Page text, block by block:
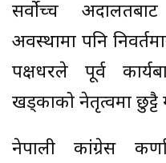
सर्वाेच्च
अवस्थामा पनि
पक्षधरले पूर्व
खड्काको नेतृत्वमा छुट्टै
नेपाली कांग्रेस